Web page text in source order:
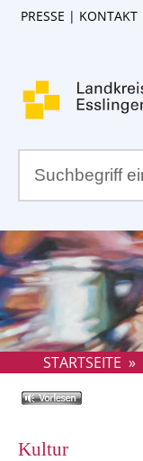
PRESSE KONTAKT
STARTSEITE »
Kultur